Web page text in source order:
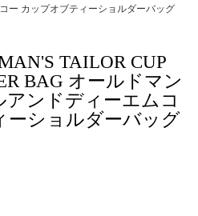
ー カップオブティーショルダーバッグ
TAILOR CUP
BAG オールドマン
アンドディーエムコ
ーショルダーバッグ